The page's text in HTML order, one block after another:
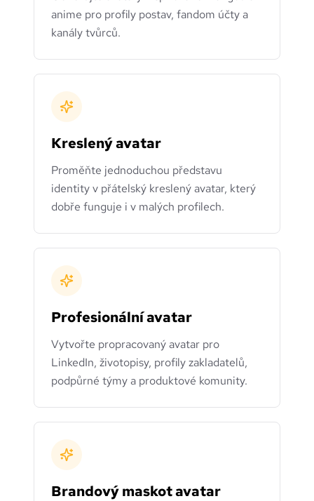
anime pro profily postav, fandom účty a
kanály tvůrců.
Kreslený avatar
Proměňte jednoduchou představu
identity v přátelský kreslený avatar, který
dobře funguje i v malých profilech.
Profesionální avatar
Vytvořte propracovaný avatar pro
LinkedIn, životopisy, profily zakladatelů,
podpůrné týmy a produktové komunity.
Brandový maskot avatar